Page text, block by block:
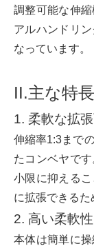
調整可能な伸
アルハンドリ
なっています。
II.主な特長
1. 柔軟な拡
伸縮率1:3まで
たコンベヤで
小限に抑える
に拡張できるた
2. 高い柔軟
本体は簡単に